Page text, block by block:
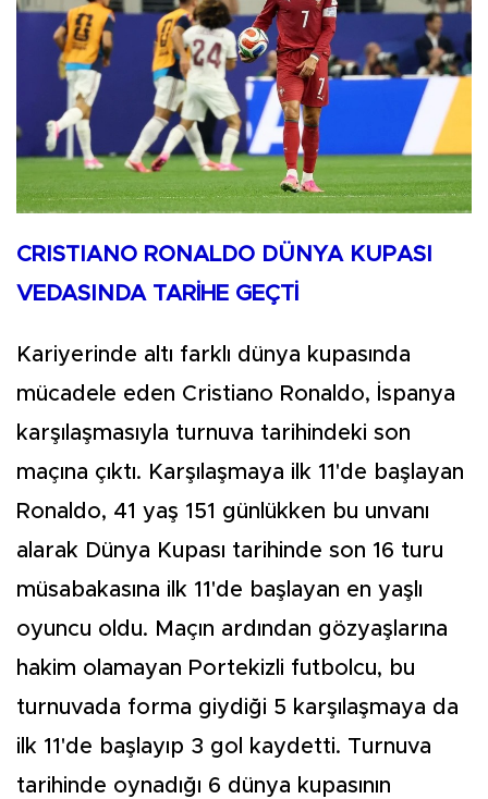
CRISTIANO RONALDO DÜNYA KUPASI
VEDASINDA TARİHE GEÇTİ
Kariyerinde altı farklı dünya kupasında
mücadele eden Cristiano Ronaldo, İspanya
karşılaşmasıyla turnuva tarihindeki son
maçına çıktı. Karşılaşmaya ilk 11'de başlayan
Ronaldo, 41 yaş 151 günlükken bu unvanı
alarak Dünya Kupası tarihinde son 16 turu
müsabakasına ilk 11'de başlayan en yaşlı
oyuncu oldu. Maçın ardından gözyaşlarına
hakim olamayan Portekizli futbolcu, bu
turnuvada forma giydiği 5 karşılaşmaya da
ilk 11'de başlayıp 3 gol kaydetti. Turnuva
tarihinde oynadığı 6 dünya kupasının